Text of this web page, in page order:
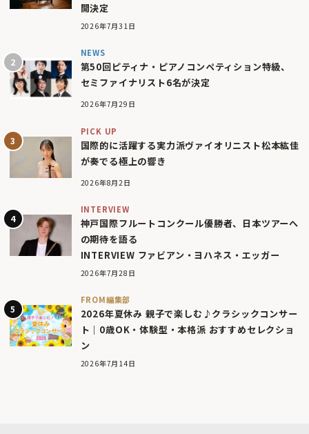
開決定
2026年7月31日
NEWS
第50回ピティナ・ピアノコンペティション特級、
セミファイナリスト6名が決定
2026年7月29日
PICK UP
国際的に活躍する実力派ヴァイオリニスト松本紘佳
が奏でる極上の響き
2026年8月2日
INTERVIEW
神戸国際フルートコンクール優勝者、日本ツアーへ
の期待を語る
INTERVIEW ファビアン・ヨハネス・エッガー
2026年7月28日
FROM編集部
2026年夏休み 親子で楽しむ♪クラシックコンサー
ト｜0歳OK・体験型・本格派 おすすめセレクショ
ン
2026年7月14日